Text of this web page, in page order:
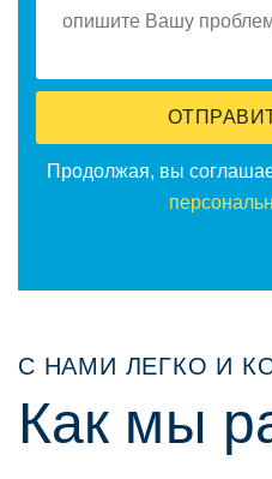
Прoдoлжая, вы
С НАМИ ЛЕГКО И
Как мы